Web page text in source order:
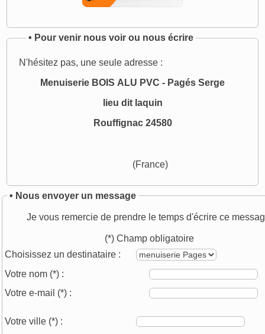
• Pour venir nous voir ou nous écrire
N'hésitez pas, une seule adresse :
Menuiserie BOIS ALU PVC - Pagés Serge
lieu dit laquin
Rouffignac 24580
(France)
• Nous envoyer un message
Je vous remercie de prendre le temps d'écrire ce
(*) Champ obligatoire
Choisissez un destinataire :
Votre nom (*) :
Votre e-mail (*) :
Votre ville (*) :